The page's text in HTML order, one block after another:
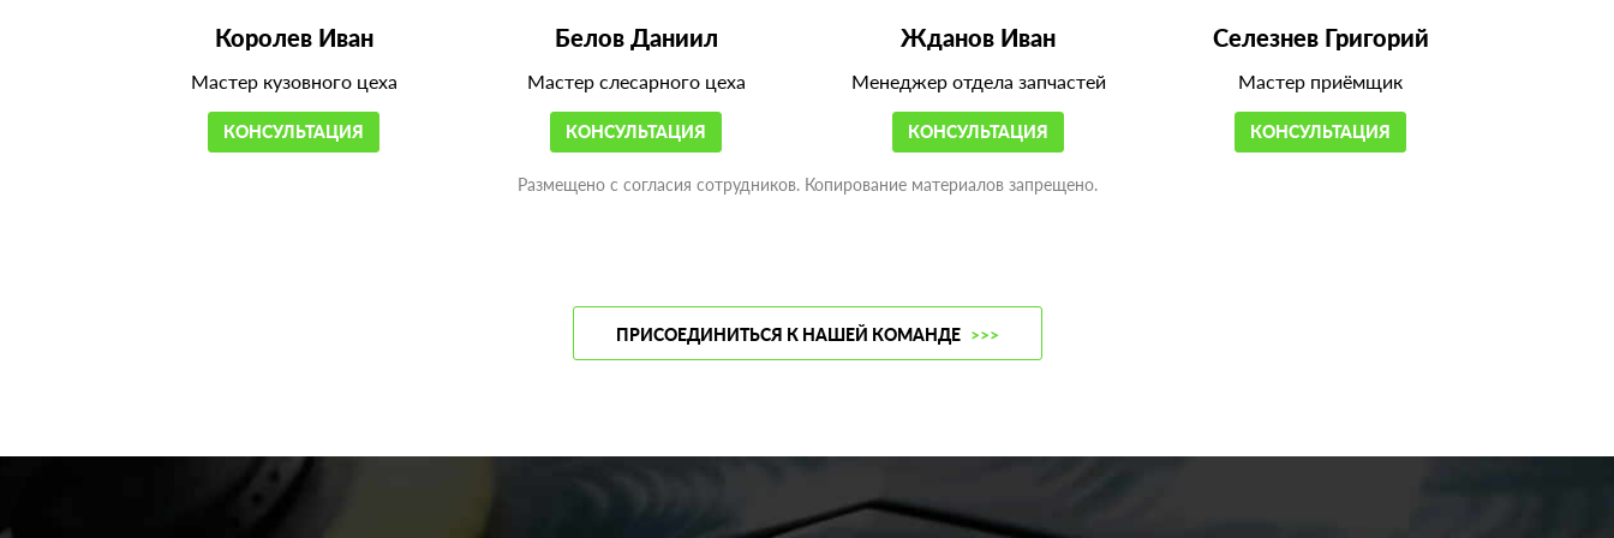
Королев Иван
Мастер кузовного цеха
КОНСУЛЬТАЦИЯ
Белов Даниил
Мастер слесарного цеха
КОНСУЛЬТАЦИЯ
Жданов Иван
Менеджер отдела запчастей
КОНСУЛЬТАЦИЯ
Селезнев Григорий
Мастер приёмщик
КОНСУЛЬТАЦИЯ
Размещено с согласия сотрудников. Копирование материалов запрещено.
ПРИСОЕДИНИТЬСЯ К НАШЕЙ КОМАНДЕ >>>